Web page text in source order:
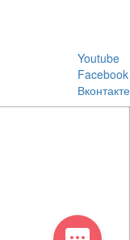
Youtube
Facebook
Вконтакте